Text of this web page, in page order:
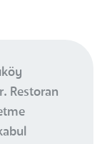
Restoran